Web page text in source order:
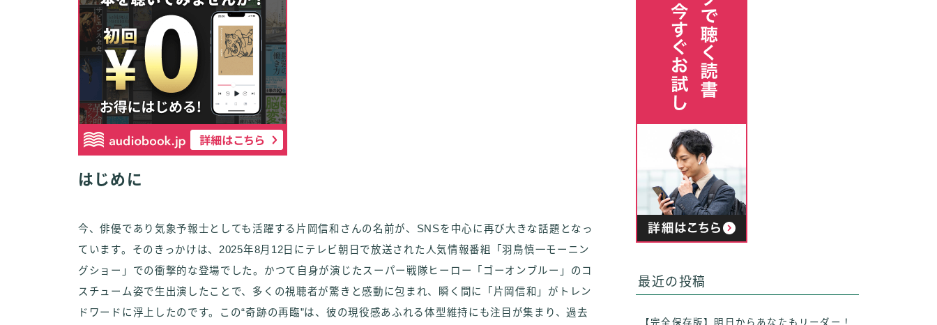
はじめに
今、俳優であり気象予報士としても活躍する片岡信和さんの名前が、SNSを中心に再び大きな話題となっ
ています。そのきっかけは、2025年8月12日にテレビ朝日で放送された人気情報番組「羽鳥慎一モーニン
グショー」での衝撃的な登場でした。かつて自身が演じたスーパー戦隊ヒーロー「ゴーオンブルー」のコ
スチューム姿で生出演したことで、多くの視聴者が驚きと感動に包まれ、瞬く間に「片岡信和」がトレン
ドワードに浮上したのです。この“奇跡の再臨”は、彼の現役感あふれる体型維持にも注目が集まり、過去
最近の投稿
【完全保存版】明日からあなたもリーダー！